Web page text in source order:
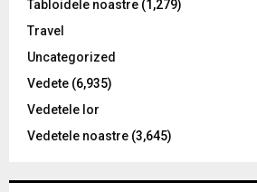
Tabloidele noastre (1,279)
Travel
Uncategorized
Vedete (6,935)
Vedetele lor
Vedetele noastre (3,645)